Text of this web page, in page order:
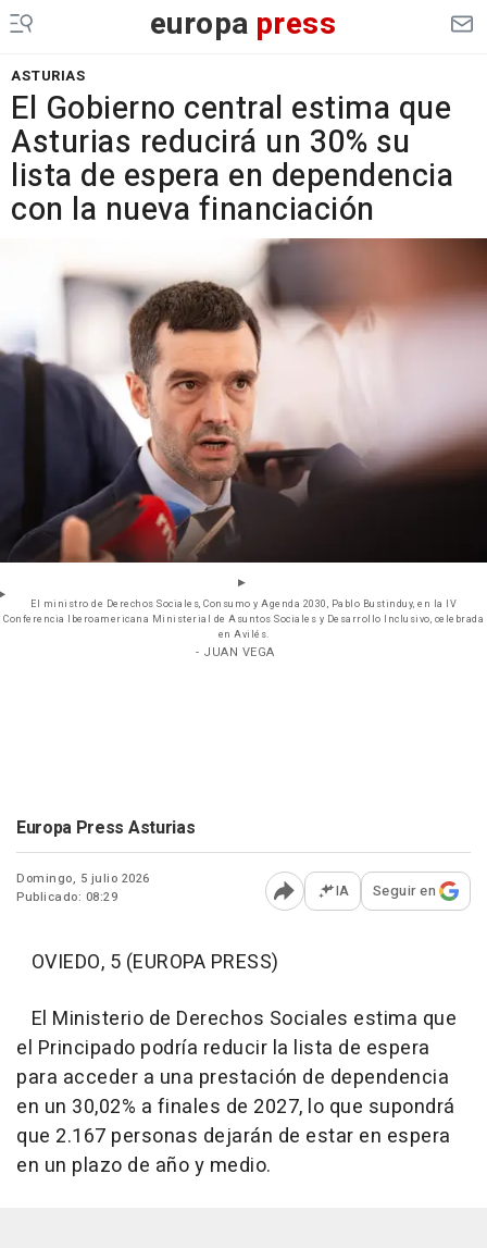
europa press
ASTURIAS
El Gobierno central estima que
Asturias reducirá un 30% su
lista de espera en dependencia
con la nueva financiación
El ministro de Derechos Sociales, Consumo y Agenda 2030, Pablo Bustinduy, en la IV
Conferencia Iberoamericana Ministerial de Asuntos Sociales y Desarrollo Inclusivo, celebrada
en Avilés.
- JUAN VEGA
Europa Press Asturias
Domingo, 5 julio 2026
Publicado: 08:29
Abrir opciones para
IA Seguir en
OVIEDO, 5 (EUROPA PRESS)
El Ministerio de Derechos Sociales estima que
el Principado podría reducir la lista de espera
para acceder a una prestación de dependencia
en un 30,02% a finales de 2027, lo que supondrá
que 2.167 personas dejarán de estar en espera
en un plazo de año y medio.